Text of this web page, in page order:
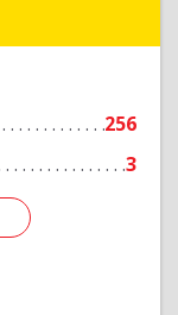
256
3
Подробнее